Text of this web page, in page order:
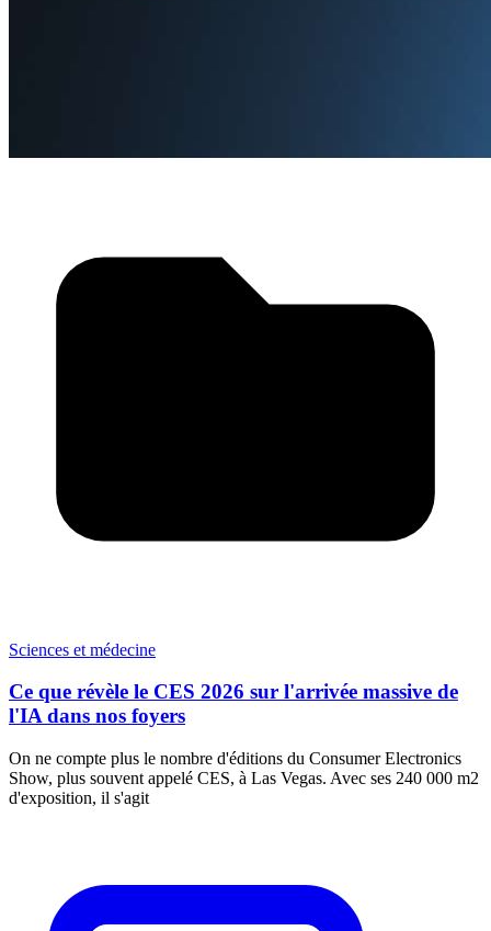
Sciences et médecine
Ce que révèle le CES 2026 sur l'arrivée massive de
l'IA dans nos foyers
On ne compte plus le nombre d'éditions du Consumer Electronics
Show, plus souvent appelé CES, à Las Vegas. Avec ses 240 000 m2
d'exposition, il s'agit